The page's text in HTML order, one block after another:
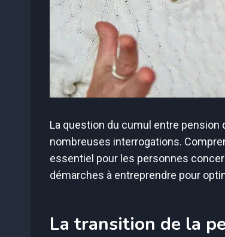
La question du cumul entre pension
nombreuses interrogations.
essentiel pour les personnes
démarches à entreprendre pour
La transition de la